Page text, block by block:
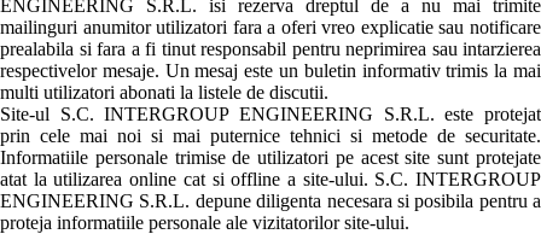
ENGINEERING S.R.L. isi rezerva dreptul de a nu mai trimite
mailinguri anumitor utilizatori fara a oferi vreo explicatie sau notificare
prealabila si fara a fi tinut responsabil pentru neprimirea sau intarzierea
respectivelor mesaje. Un mesaj este un buletin informativ trimis la mai
multi utilizatori abonati la listele de discutii.
Site-ul S.C. INTERGROUP ENGINEERING S.R.L. este protejat
prin cele mai noi si mai puternice tehnici si metode de securitate.
Informatiile personale trimise de utilizatori pe acest site sunt protejate
atat la utilizarea online cat si offline a site-ului. S.C. INTERGROUP
ENGINEERING S.R.L. depune diligenta necesara si posibila pentru a
proteja informatiile personale ale vizitatorilor site-ului.